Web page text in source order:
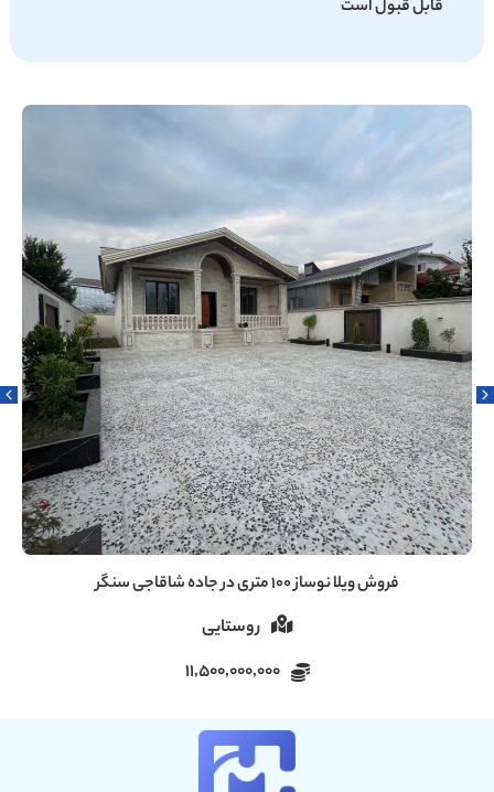
قابل قبول است
فروش ویلا ۶۰ متری دنج در سروندان سنگر رشت
روستایی
5,000,000,000